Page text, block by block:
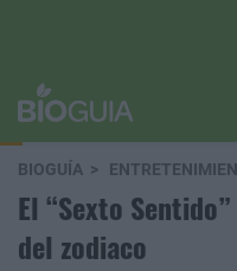
BIOGUÍA
El “Sexto
del zodiaco